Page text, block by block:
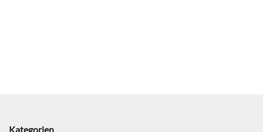
Kategorien